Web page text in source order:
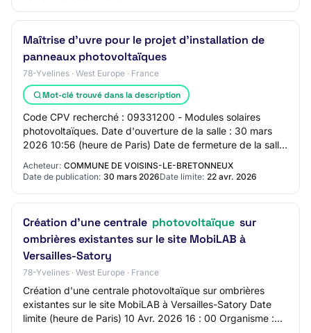
Maîtrise d'uvre pour le projet d'installation de
panneaux photovoltaïques
78-Yvelines · West Europe · France
Mot-clé trouvé dans la description
Code CPV recherché : 09331200 - Modules solaires
photovoltaïques. Date d'ouverture de la salle : 30 mars
2026 10:56 (heure de Paris) Date de fermeture de la salle
Acheteur: COMMUNE DE VOISINS-LE-BRETONNEUX
Date de publication: 30 mars 2026Date limite: 22 avr. 2026
Création d'une centrale photovoltaïque sur
ombrières existantes sur le site MobiLAB à
Versailles-Satory
78-Yvelines · West Europe · France
Création d'une centrale photovoltaïque sur ombrières
existantes sur le site MobiLAB à Versailles-Satory Date
limite (heure de Paris) 10 Avr. 2026 16 : 00 Organisme :